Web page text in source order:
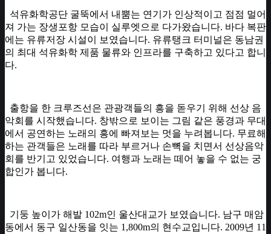
​ 석유화학공단 굴뚝에서 내뿜는 연기가 인상적이고 점점 멀어
져 가는 장생포항 모습이 실루엣으로 다가왔습니다. 바다 복판
에는 유류저장 시설이 보였습니다. 유류탱크 터미널은 동남권
의 최대 석유화학 제품 물류와 인프라를 구축하고 있다고 합니
다.
​ 출항을 한 크루즈선은 관광객들의 흥을 돋우기 위해 선상 음
악회를 시작했습니다. 창밖으로 보이는 그림 같은 풍경과 무대
에서 공연하는 노래의 흥에 빠져보는 멋을 누려봅니다. 무료해
하는 관객들은 노래를 따라 부르거나 손뼉을 치면서 선상음악
회를 반기고 있었습니다. 여행과 노래는 떼어 놓을 수 없는 궁
합인가 봅니다.
기둥 높이가 해발 102m인 울산대교가 보였습니다. 남구 매암
동에서 동구 일산동을 잇는 1,800m의 현수교입니다. 2009년 11